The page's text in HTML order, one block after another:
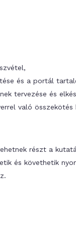
és a portál
tervezése és
való összekötés
részt a
és követhetik